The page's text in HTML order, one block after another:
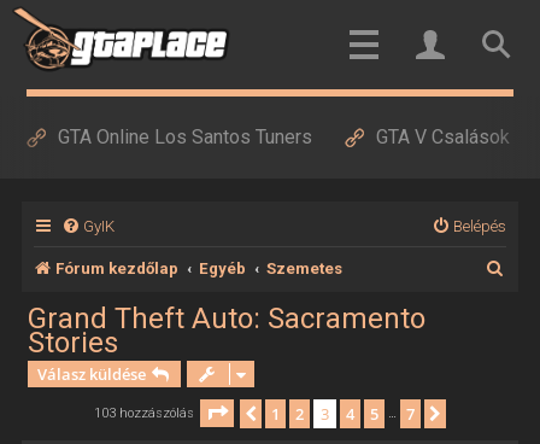
GTA Online Los Santos Tuners GTA V Csalások
GyIK Belépés
Fórum kezdőlap Egyéb Szemetes
Grand Theft Auto: Sacramento
Stories
Válasz küldése
103 hozzászólás Oldal: /7
Előző
1 2 3 4 5 … 7